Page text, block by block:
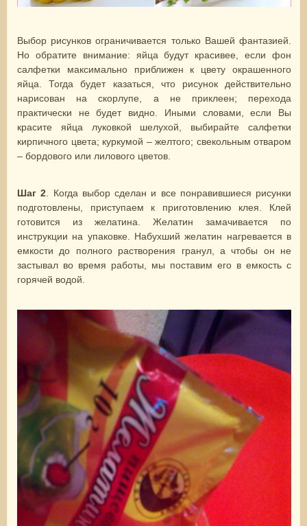
Выбор рисунков ограничивается только Вашей фантазией.
Но обратите внимание: яйца будут красивее, если фон
салфетки максимально приближен к цвету окрашенного
яйца. Тогда будет казаться, что рисунок действительно
нарисован на скорлупе, а не приклеен; перехода
практически не будет видно. Иными словами, если Вы
красите яйца луковкой шелухой, выбирайте салфетки
кирпичного цвета; куркумой – желтого; свекольным отваром
– бордового или лилового цветов.
Шаг 2 . Когда выбор сделан и все понравившиеся рисунки
подготовлены, приступаем к приготовлению клея. Клей
готовится из желатина. Желатин замачивается по
инструкции на упаковке. Набухший желатин нагревается в
емкости до полного растворения гранул, а чтобы он не
застывал во время работы, мы поставим его в емкость с
горячей водой.